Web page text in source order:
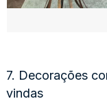
7. Decorações
vindas